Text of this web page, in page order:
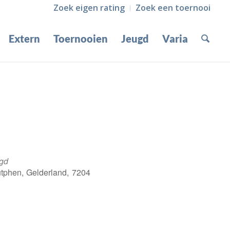
Zoek eigen rating Zoek een toernooi
Extern Toernooien Jeugd Varia
Gelderland, 7204